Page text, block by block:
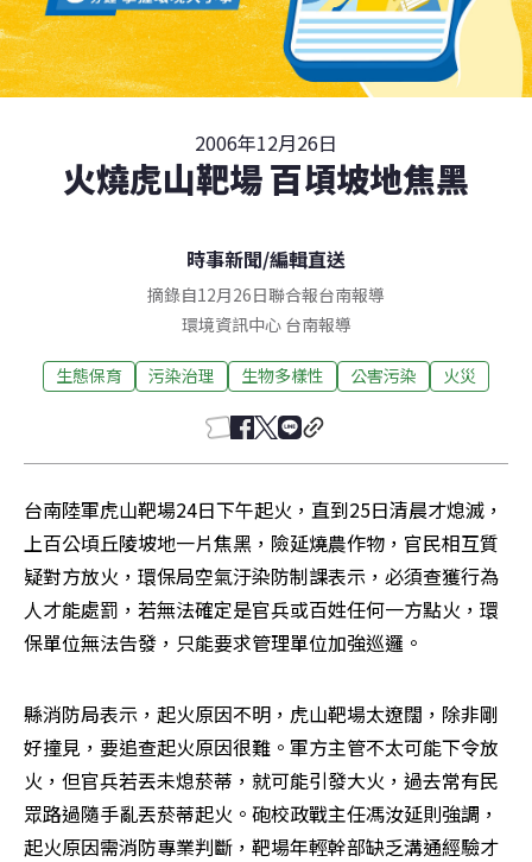
2006年12月26日
火燒虎山靶場 百頃坡地焦黑
時事新聞/編輯直送
摘錄自12月26日聯合報台南報導
環境資訊中心 台南報導
生態保育 污染治理 生物多樣性 公害污染 火災
台南陸軍虎山靶場24日下午起火，直到25日清晨才熄滅，
上百公頃丘陵坡地一片焦黑，險延燒農作物，官民相互質
疑對方放火，環保局空氣汙染防制課表示，必須查獲行為
人才能處罰，若無法確定是官兵或百姓任何一方點火，環
保單位無法告發，只能要求管理單位加強巡邏。
縣消防局表示，起火原因不明，虎山靶場太遼闊，除非剛
好撞見，要追查起火原因很難。軍方主管不太可能下令放
火，但官兵若丟未熄菸蒂，就可能引發大火，過去常有民
眾路過隨手亂丟菸蒂起火。砲校政戰主任馮汝延則強調，
起火原因需消防專業判斷，靶場年輕幹部缺乏溝通經驗才